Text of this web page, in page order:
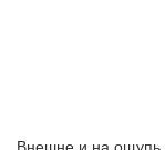
Внешне и на ощупь